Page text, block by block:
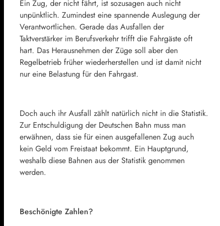
Ein Zug, der nicht fährt, ist sozusagen auch nicht
unpünktlich. Zumindest eine spannende Auslegung der
Verantwortlichen. Gerade das Ausfallen der
Taktverstärker im Berufsverkehr trifft die Fahrgäste oft
hart. Das Herausnehmen der Züge soll aber den
Regelbetrieb früher wiederherstellen und ist damit nicht
nur eine Belastung für den Fahrgast.
Doch auch ihr Ausfall zählt natürlich nicht in die Statistik.
Zur Entschuldigung der Deutschen Bahn muss man
erwähnen, dass sie für einen ausgefallenen Zug auch
kein Geld vom Freistaat bekommt. Ein Hauptgrund,
weshalb diese Bahnen aus der Statistik genommen
werden.
Beschönigte Zahlen?